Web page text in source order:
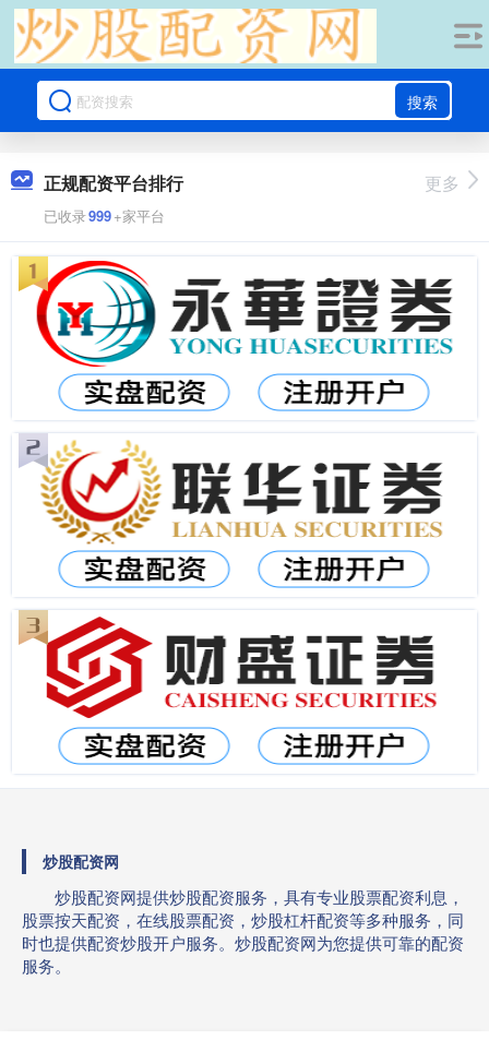
搜索
正规配资平台排行
已收录999+家平台
更多
炒股配资网
炒股配资网提供炒股配资服务，具有专业股票配资利息，
股票按天配资，在线股票配资，炒股杠杆配资等多种服务，同
时也提供配资炒股开户服务。炒股配资网为您提供可靠的配资
服务。